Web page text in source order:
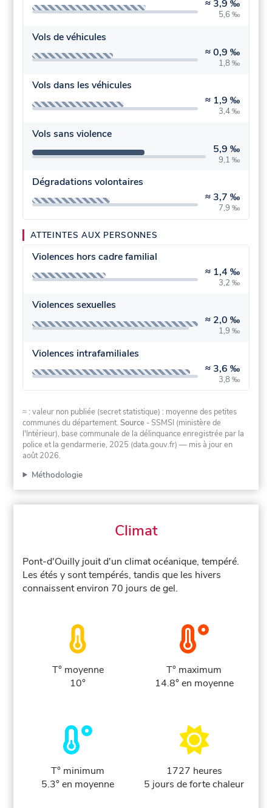
≈ 3,9 ‰
5,6 ‰
Vols de véhicules
≈0,9 ‰
1,8 ‰
Vols dans les véhicules
≈ 1,9 ‰
3,4 ‰
Vols sans violence
5,9 ‰
9,1 ‰
Dégradations volontaires
≈ 3,7 ‰
7,9 ‰
ATTEINTES AUX PERSONNES
Violences hors cadre familial
≈ 1,4 ‰
3,2 ‰
Violences sexuelles
≈ 2,0 ‰
1,9 ‰
Violences intrafamiliales
≈ 3,6 ‰
3,8 ‰
≈ : valeur non publiée (secret statistique) : moyenne des petites
communes du département.Source - SSMSI (ministère de
l'Intérieur), base communale de la délinquance enregistrée par la
police et la gendarmerie, 2025 (data.gouv.fr) — mis à jour en
août 2026.
Méthodologie
Climat
Pont-d'Ouilly jouit d'un climat océanique, tempéré.
Les étés y sont tempérés, tandis que les hivers
connaissent environ 70 jours de gel.
T° moyenne
10°
T° maximum
14.8° en moyenne
T° minimum
5.3° en moyenne
1727 heures
5 jours de forte chaleur